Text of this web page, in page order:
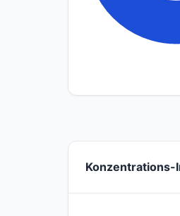
Konzentrations-